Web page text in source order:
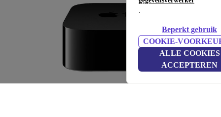
.
Beperkt gebruik
COOKIE-
ALLE COOKIES
ACCEPTEREN